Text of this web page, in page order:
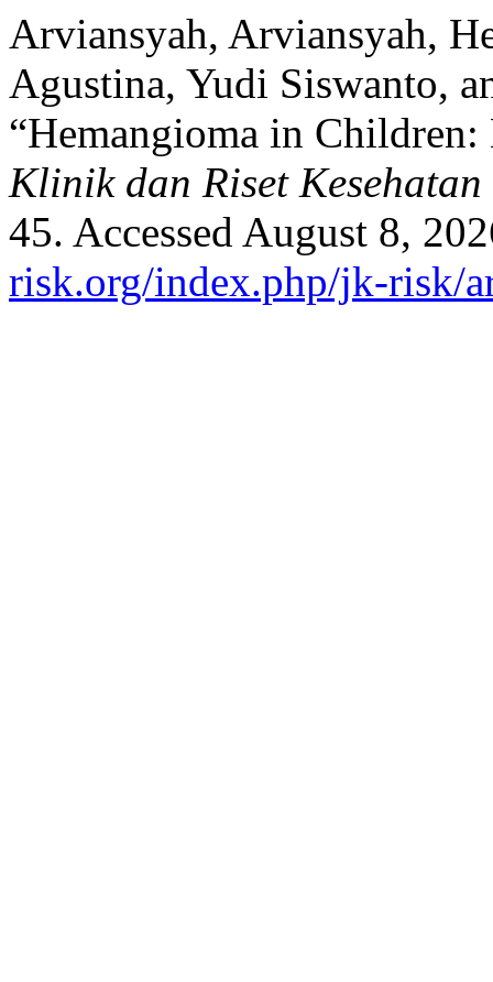
Arviansyah, Arviansyah,
Agustina, Yudi Siswanto,
“Hemangioma in
Klinik dan Riset Kesehatan
45. Accessed August 8,
risk.org/index.php/jk-risk/